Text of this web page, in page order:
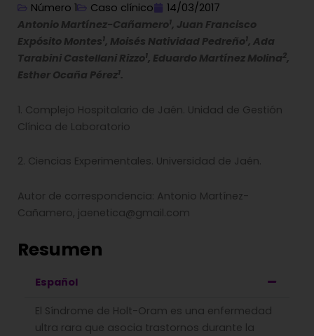
Número 1 Caso clínico
14/03/2017
Antonio Martínez-Cañamero1, Juan Francisco
Expósito Montes1, Moisés Natividad Pedreño1, Ada
Tarabini Castellani Rizzo1, Eduardo Martínez Molina2,
Esther Ocaña Pérez1.
1. Complejo Hospitalario de Jaén. Unidad de Gestión
Clínica de Laboratorio
2. Ciencias Experimentales. Universidad de Jaén.
Autor de correspondencia: Antonio Martínez-
Cañamero, jaenetica@gmail.com
Resumen
Español
El Síndrome de Holt-Oram es una enfermedad
ultra rara que asocia trastornos durante la